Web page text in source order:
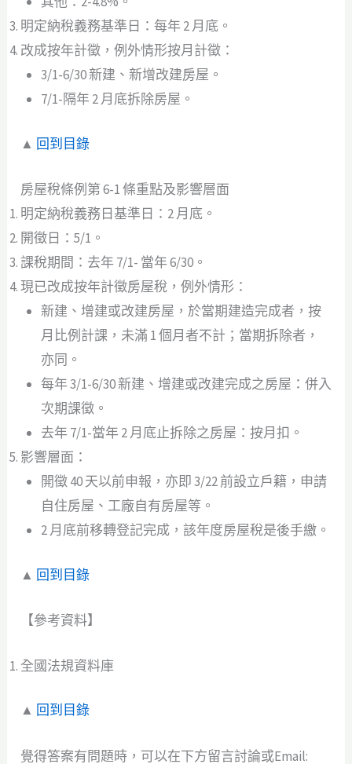
明定納稅義務基準日：每年 2 月底。
改成按年計徵，例外情形按月計徵：
3/1-6/30 新建、新增改建房屋。
7/1-隔年 2 月底拆除房屋。
▲ 回到目錄
房屋稅條例第 6-1 條重點及影響層面
明定納稅義務日基準日：2 月底。
開徵日：5/1。
課稅期間：去年 7/1- 當年 6/30。
現已改成按年計徵房屋稅，例外情形：
新建、增建或改建房屋，於當期建造完成者，按
月比例計課，未滿 1 個月者不計；當期拆除者，
亦同。
每年 3/1-6/30 新建、增建或改建完成之房屋：併入
次期課徵。
去年 7/1-當年 2 月底止拆除之房屋：按月扣。
影響層面：
開徵 40 天以前申報，亦即 3/22 前設立戶籍，申請
自住房屋、工廠自有房屋等。
2 月底前移轉登記完成，該年度房屋稅是後手繳。
▲ 回到目錄
【參考資料】
全國法規資料庫
▲ 回到目錄
覺得答案有問題時，可以在下方留言討論或Email: